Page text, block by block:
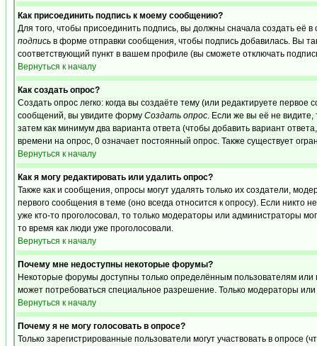
Как присоединить подпись к моему сообщению?
Для того, чтобы присоединить подпись, вы должны сначала создать её
подпись в форме отправки сообщения, чтобы подпись добавилась. Вы
соответствующий пункт в вашем профиле (вы сможете отключать
Вернуться к началу
Как создать опрос?
Создать опрос легко: когда вы создаёте тему (или редактируете
сообщений, вы увидите форму Создать опрос. Если же вы её не видите,
затем как минимум два варианта ответа (чтобы добавить вариант
времени на опрос, 0 означает постоянный опрос. Также существует
Вернуться к началу
Как я могу редактировать или удалить опрос?
Также как и сообщения, опросы могут удалять только их создатели,
первого сообщения в теме (оно всегда относится к опросу). Если никто
уже кто-то проголосовал, то только модераторы или администраторы
то время как люди уже проголосовали.
Вернуться к началу
Почему мне недоступны некоторые форумы?
Некоторые форумы доступны только определённым пользователям или
может потребоваться специальное разрешение. Только модераторы
Вернуться к началу
Почему я не могу голосовать в опросе?
Только зарегистрированные пользователи могут участвовать в опросе